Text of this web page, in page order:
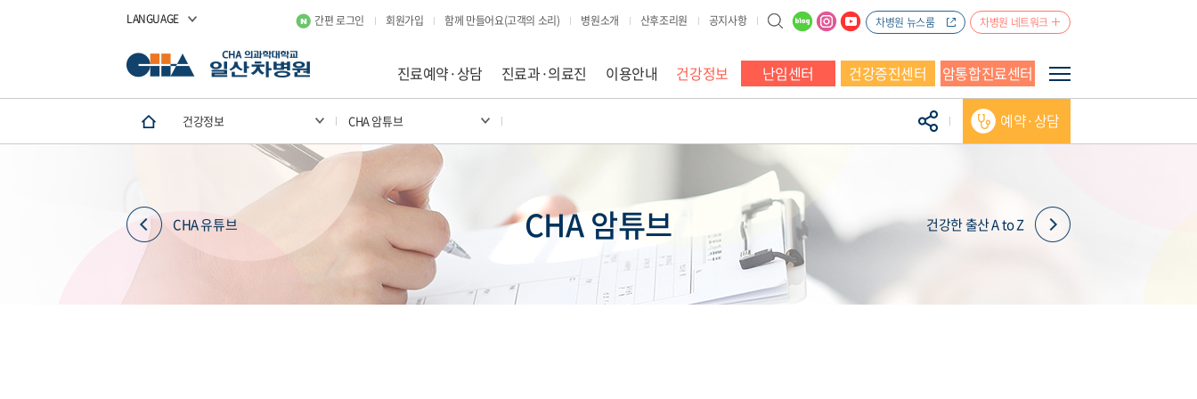
LANGUAGE 간편 로그인 회원가입 함께 만들어요(고객의 소리) 병원소개 산후조리원 공지사항 차병원 뉴스룸 차병원 네트워크
진료예약·상담 진료과·의료진 이용안내 건강정보 난임센터 건강증진센터 암통합진료센터
건강정보 CHA 암튜브 예약·상담
CHA 유튜브 CHA 암튜브 건강한 출산 A to Z